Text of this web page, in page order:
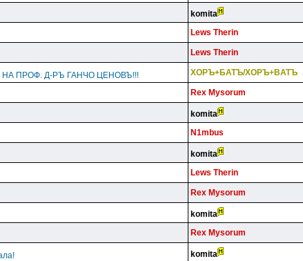
komita
Lews Therin
Lews Therin
ПРОФ. Д-РЪ ГАНЧО ЦЕНОВЪ!!! XOPЪ+БATЪ/XOPЪ+BATЪ
Rex Mysorum
komita
N1mbus
komita
Lews Therin
Rex Mysorum
komita
Rex Mysorum
komita